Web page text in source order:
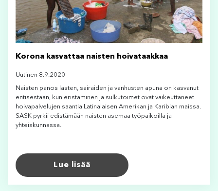
Korona kasvattaa naisten hoivataakkaa
Uutinen 8.9.2020
Naisten panos lasten, sairaiden ja vanhusten apuna on kasvanut
entisestään, kun eristäminen ja sulkutoimet ovat vaikeuttaneet
hoivapalvelujen saantia Latinalaisen Amerikan ja Karibian maissa.
SASK pyrkii edistämään naisten asemaa työpaikoilla ja
yhteiskunnassa.
Lue lisää